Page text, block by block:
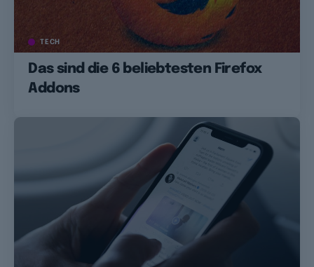
TECH
Das sind die 6 beliebtesten Firefox
Addons